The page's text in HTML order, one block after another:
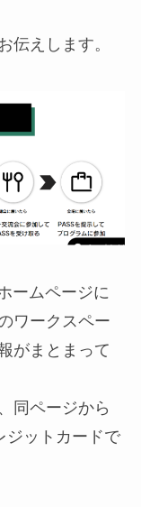
伝えします。
ームページに
ワークスペー
がまとまって
同ページから
ジットカードで